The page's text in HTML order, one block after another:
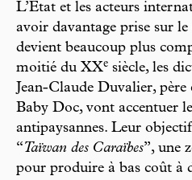
L’État et les acteurs
avoir davantage prise sur
devient beaucoup plus
moitié du XXe siècle, les
Jean-Claude Duvalier,
Baby Doc, vont accentuer
antipaysannes. Leur
“Taïwan des Caraïbes”, une
pour produire à bas coût à